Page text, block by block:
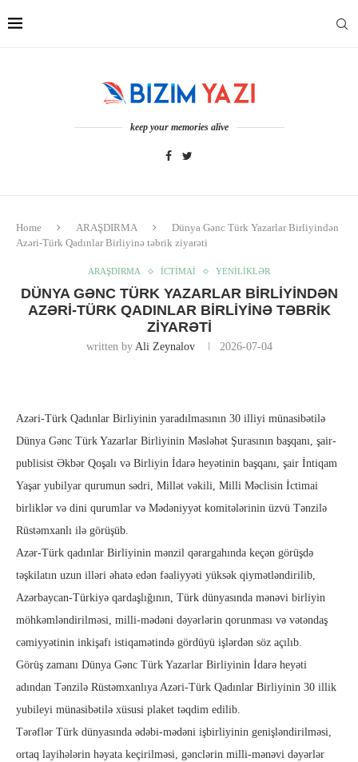
keep your memories alive
Home ARAŞDIRMA
Dünya Gənc Türk Yazarlar Birliyindən
Azəri-Türk Qadınlar Birliyinə təbrik ziyarəti
ARAŞDIRMA İCTİMAİ YENİLİKLƏR
DÜNYA GƏNC TÜRK YAZARLAR BIRLIYINDƏN
AZƏRI-TÜRK QADINLAR BIRLIYINƏ TƏBRIK
ZIYARƏTI
written by Ali Zeynalov 2026-07-04
Azəri-Türk Qadınlar Birliyinin yaradılmasının 30 illiyi münasibətilə
Dünya Gənc Türk Yazarlar Birliyinin Məsləhət Şurasının başqanı, şair-
publisist Əkbər Qoşalı və Birliyin İdarə heyətinin başqanı, şair İntiqam
Yaşar yubilyar qurumun sədri, Millət vəkili, Milli Məclisin İctimai
birliklər və dini qurumlar və Mədəniyyət komitələrinin üzvü Tənzilə
Rüstəmxanlı ilə görüşüb.
Azər-Türk qadınlar Birliyinin mənzil qərargahında keçən görüşdə
təşkilatın uzun illəri əhatə edən fəaliyyəti yüksək qiymətləndirilib,
Azərbaycan-Türkiyə qardaşlığının, Türk dünyasında mənəvi birliyin
möhkəmləndirilməsi, milli-mədəni dəyərlərin qorunması və vətəndaş
cəmiyyətinin inkişafı istiqamətində gördüyü işlərdən söz açılıb.
Görüş zamanı Dünya Gənc Türk Yazarlar Birliyinin İdarə heyəti
adından Tənzilə Rüstəmxanlıya Azəri-Türk Qadınlar Birliyinin 30 illik
yubileyi münasibətilə xüsusi plaket təqdim edilib.
Tərəflər Türk dünyasında ədəbi-mədəni işbirliyinin genişləndirilməsi,
ortaq layihələrin həyata keçirilməsi, gənclərin milli-mənəvi dəyərlər